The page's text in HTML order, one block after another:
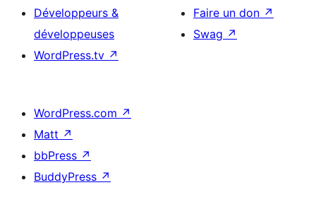
Développeurs &
développeuses
WordPress.tv ↗
Faire un don ↗
Swag ↗
WordPress.com ↗
Matt ↗
bbPress ↗
BuddyPress ↗